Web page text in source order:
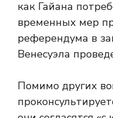
как Гайана
временных мер
референдума в
Венесуэла
Помимо других